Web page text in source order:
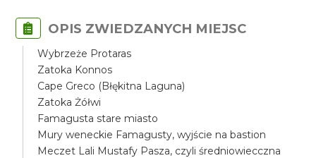
OPIS ZWIEDZANYCH MIEJSC
Wybrzeże Protaras
Zatoka Konnos
Cape Greco (Błękitna Laguna)
Zatoka Żółwi
Famagusta stare miasto
Mury weneckie Famagusty, wyjście na bastion
Meczet Lali Mustafy Pasza, czyli średniowiecczna